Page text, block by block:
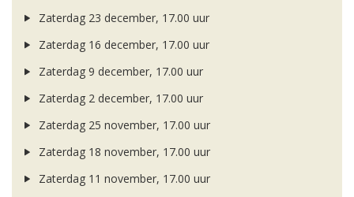
Zaterdag 23 december, 17.00 uur
Zaterdag 16 december, 17.00 uur
Zaterdag 9 december, 17.00 uur
Zaterdag 2 december, 17.00 uur
Zaterdag 25 november, 17.00 uur
Zaterdag 18 november, 17.00 uur
Zaterdag 11 november, 17.00 uur